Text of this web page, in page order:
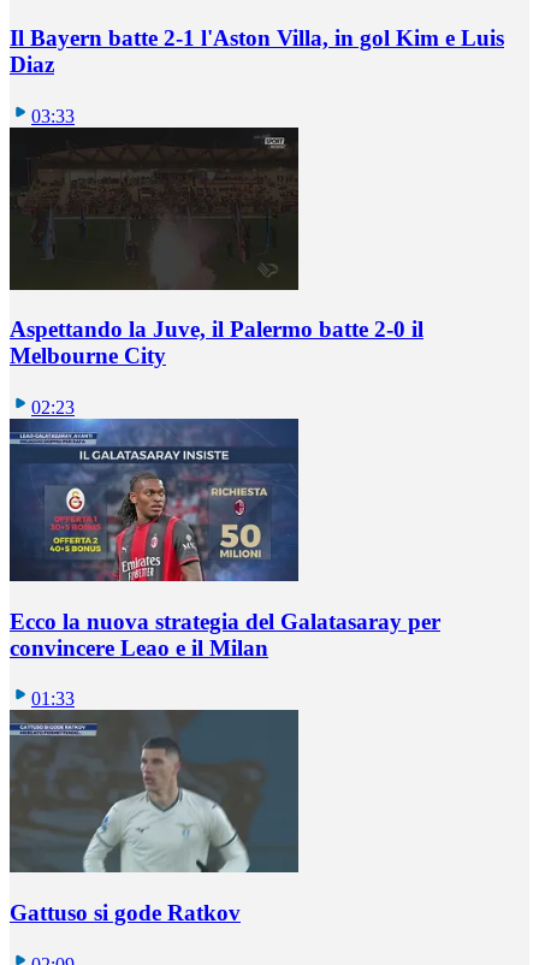
Il Bayern batte 2-1 l'Aston Villa, in gol Kim e Luis
Diaz
03:33
Aspettando la Juve, il Palermo batte 2-0 il
Melbourne City
02:23
Ecco la nuova strategia del Galatasaray per
convincere Leao e il Milan
01:33
Gattuso si gode Ratkov